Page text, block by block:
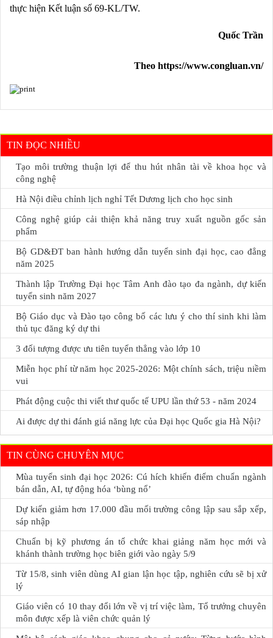
thực hiện Kết luận số 69-KL/TW.
Quốc Trần
Theo https://www.congluan.vn/
TIN ĐỌC NHIỀU
Tạo môi trường thuận lợi để thu hút nhân tài về khoa học và
công nghệ
Hà Nội điều chỉnh lịch nghỉ Tết Dương lịch cho học sinh
Công nghệ giúp cải thiện khả năng truy xuất nguồn gốc sản
phẩm
Bộ GD&ĐT ban hành hướng dẫn tuyển sinh đại học, cao đẳng
năm 2025
Thành lập Trường Đại học Tâm Anh đào tạo đa ngành, dự kiến
tuyển sinh năm 2027
Bộ Giáo dục và Đào tạo công bố các lưu ý cho thí sinh khi làm
thủ tục đăng ký dự thi
3 đối tượng được ưu tiên tuyển thẳng vào lớp 10
Miễn học phí từ năm học 2025-2026: Một chính sách, triệu niềm
vui
Phát động cuộc thi viết thư quốc tế UPU lần thứ 53 - năm 2024
Ai được dự thi đánh giá năng lực của Đại học Quốc gia Hà Nội?
TIN CÙNG CHUYÊN MỤC
Mùa tuyển sinh đại học 2026: Cú hích khiến điểm chuẩn ngành
bán dẫn, AI, tự động hóa ‘bùng nổ’
Dự kiến giảm hơn 17.000 đầu mối trường công lập sau sắp xếp,
sáp nhập
Chuẩn bị kỹ phương án tổ chức khai giảng năm học mới và
khánh thành trường học biên giới vào ngày 5/9
Từ 15/8, sinh viên dùng AI gian lận học tập, nghiên cứu sẽ bị xử
lý
Giáo viên có 10 thay đổi lớn về vị trí việc làm, Tổ trưởng chuyên
môn được xếp là viên chức quản lý